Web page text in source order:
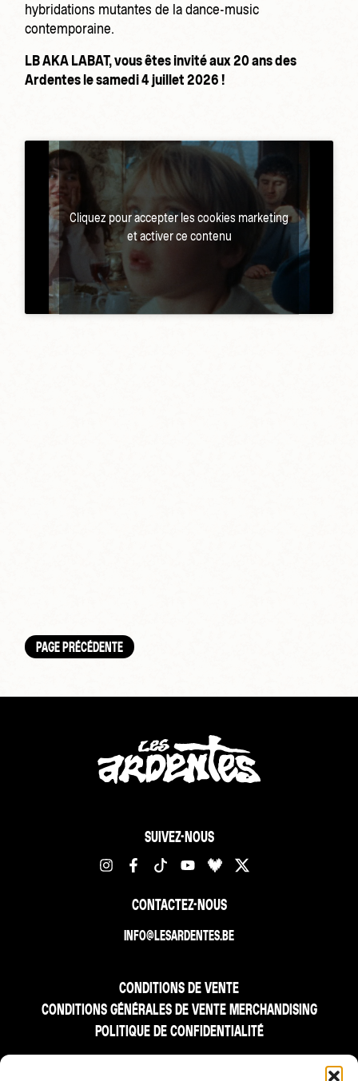
hybridations mutantes de la dance-music
contemporaine.
LB AKA LABAT, vous êtes invité aux 20 ans des
Ardentes le samedi 4 juillet 2026 !
Cliquez pour accepter les cookies marketing
et activer ce contenu
PAGE PRÉCÉDENTE
SUIVEZ-NOUS
CONTACTEZ-NOUS
INFO@LESARDENTES.BE
CONDITIONS DE VENTE
CONDITIONS GÉNÉRALES DE VENTE MERCHANDISING
POLITIQUE DE CONFIDENTIALITÉ